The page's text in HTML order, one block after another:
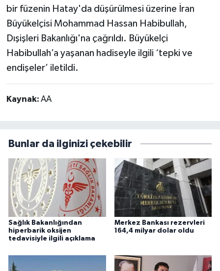
bir füzenin Hatay'da düşürülmesi üzerine İran
Büyükelçisi Mohammad Hassan Habibullah,
Dışişleri Bakanlığı'na çağrıldı. Büyükelçi
Habibullah’a yaşanan hadiseyle ilgili ‘tepki ve
endişeler’ iletildi.
Kaynak: AA
Bunlar da ilginizi çekebilir
Sağlık Bakanlığından
hiperbarik oksijen
tedavisiyle ilgili açıklama
Merkez Bankası rezervleri
164,4 milyar dolar oldu